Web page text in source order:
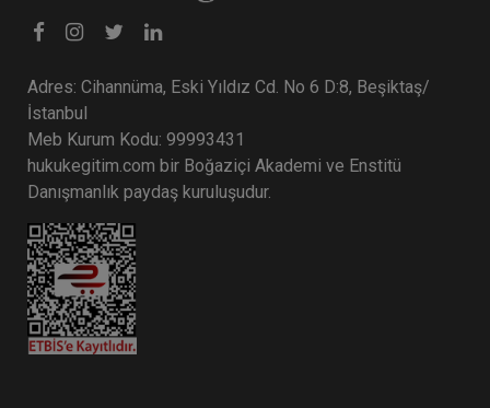
Adres: Cihannüma, Eski Yıldız Cd. No 6 D:8, Beşiktaş/
İstanbul
Meb Kurum Kodu: 99993431
hukukegitim.com bir Boğaziçi Akademi ve Enstitü
Danışmanlık paydaş kuruluşudur.